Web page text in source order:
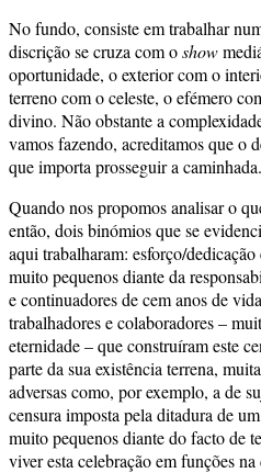
No fundo, consiste em trabalhar
discrição se cruza com oshow
oportunidade, o exterior com o
terreno com o celeste, o efémero
divino. Não obstante a
vamos fazendo, acreditamos que o
que importa prosseguir a caminhada.
Quando nos propomos analisar o
então, dois binómios que se
aqui trabalharam: esforço/
muito pequenos diante da
e continuadores de cem anos de
trabalhadores e colaboradores –
eternidade – que construíram este
parte da sua existência terrena,
adversas como, por exemplo, a de
censura imposta pela ditadura de
muito pequenos diante do facto de
viver esta celebração em funções